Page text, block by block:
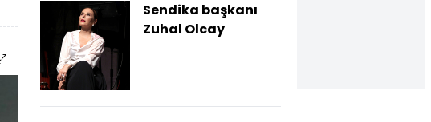
Sendika başkanı
Zuhal Olcay